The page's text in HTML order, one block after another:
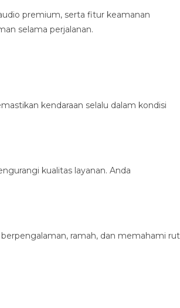
premium, serta fitur keamanan
selama perjalanan.
kendaraan selalu dalam kondisi
kualitas layanan. Anda
ramah, dan memahami